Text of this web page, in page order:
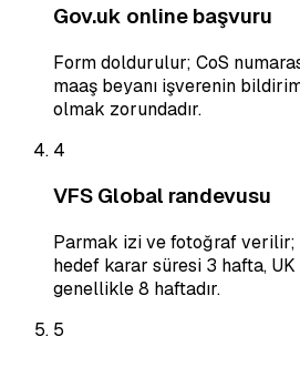
Gov.uk online başvuru
Form doldurulur; CoS
maaş beyanı işverenin
olmak zorundadır.
4
VFS Global randevusu
Parmak izi ve fotoğraf verilir;
hedef karar süresi 3 hafta,
genellikle 8 haftadır.
5